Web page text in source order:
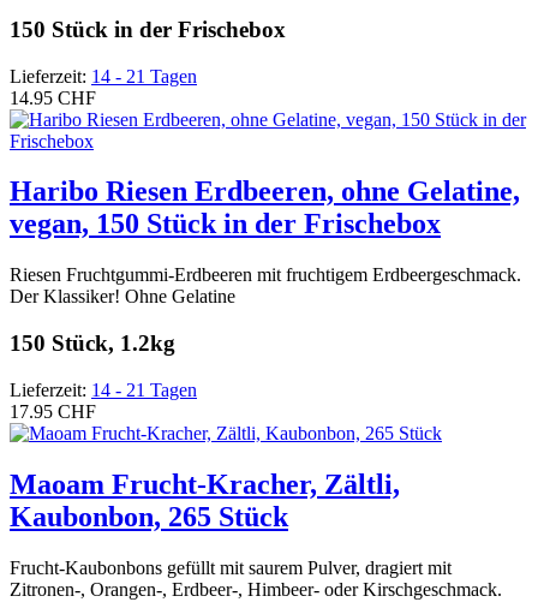
150 Stück in der Frischebox
Lieferzeit: 14 - 21 Tagen
14.95 CHF
Haribo Riesen Erdbeeren, ohne Gelatine,
vegan, 150 Stück in der Frischebox
Riesen Fruchtgummi-Erdbeeren mit fruchtigem Erdbeergeschmack.
Der Klassiker! Ohne Gelatine
150 Stück, 1.2kg
Lieferzeit: 14 - 21 Tagen
17.95 CHF
Maoam Frucht-Kracher, Zältli,
Kaubonbon, 265 Stück
Frucht-Kaubonbons gefüllt mit saurem Pulver, dragiert mit
Zitronen-, Orangen-, Erdbeer-, Himbeer- oder Kirschgeschmack.